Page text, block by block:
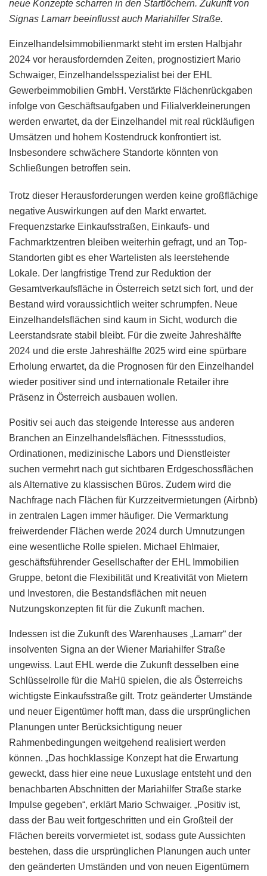
neue Konzepte scharren in den Startlöchern. Zukunft von
Signas Lamarr beeinflusst auch Mariahilfer Straße.
Einzelhandelsimmobilienmarkt steht im ersten Halbjahr
2024 vor herausfordernden Zeiten, prognostiziert Mario
Schwaiger, Einzelhandelsspezialist bei der EHL
Gewerbeimmobilien GmbH. Verstärkte Flächenrückgaben
infolge von Geschäftsaufgaben und Filialverkleinerungen
werden erwartet, da der Einzelhandel mit real rückläufigen
Umsätzen und hohem Kostendruck konfrontiert ist.
Insbesondere schwächere Standorte könnten von
Schließungen betroffen sein.
Trotz dieser Herausforderungen werden keine großflächige
negative Auswirkungen auf den Markt erwartet.
Frequenzstarke Einkaufsstraßen, Einkaufs- und
Fachmarktzentren bleiben weiterhin gefragt, und an Top-
Standorten gibt es eher Wartelisten als leerstehende
Lokale. Der langfristige Trend zur Reduktion der
Gesamtverkaufsfläche in Österreich setzt sich fort, und der
Bestand wird voraussichtlich weiter schrumpfen. Neue
Einzelhandelsflächen sind kaum in Sicht, wodurch die
Leerstandsrate stabil bleibt. Für die zweite Jahreshälfte
2024 und die erste Jahreshälfte 2025 wird eine spürbare
Erholung erwartet, da die Prognosen für den Einzelhandel
wieder positiver sind und internationale Retailer ihre
Präsenz in Österreich ausbauen wollen.
Positiv sei auch das steigende Interesse aus anderen
Branchen an Einzelhandelsflächen. Fitnessstudios,
Ordinationen, medizinische Labors und Dienstleister
suchen vermehrt nach gut sichtbaren Erdgeschossflächen
als Alternative zu klassischen Büros. Zudem wird die
Nachfrage nach Flächen für Kurzzeitvermietungen (Airbnb)
in zentralen Lagen immer häufiger. Die Vermarktung
freiwerdender Flächen werde 2024 durch Umnutzungen
eine wesentliche Rolle spielen. Michael Ehlmaier,
geschäftsführender Gesellschafter der EHL Immobilien
Gruppe, betont die Flexibilität und Kreativität von Mietern
und Investoren, die Bestandsflächen mit neuen
Nutzungskonzepten fit für die Zukunft machen.
Indessen ist die Zukunft des Warenhauses „Lamarr“ der
insolventen Signa an der Wiener Mariahilfer Straße
ungewiss. Laut EHL werde die Zukunft desselben eine
Schlüsselrolle für die MaHü spielen, die als Österreichs
wichtigste Einkaufsstraße gilt. Trotz geänderter Umstände
und neuer Eigentümer hofft man, dass die ursprünglichen
Planungen unter Berücksichtigung neuer
Rahmenbedingungen weitgehend realisiert werden
können. „Das hochklassige Konzept hat die Erwartung
geweckt, dass hier eine neue Luxuslage entsteht und den
benachbarten Abschnitten der Mariahilfer Straße starke
Impulse gegeben“, erklärt Mario Schwaiger. „Positiv ist,
dass der Bau weit fortgeschritten und ein Großteil der
Flächen bereits vorvermietet ist, sodass gute Aussichten
bestehen, dass die ursprünglichen Planungen auch unter
den geänderten Umständen und von neuen Eigentümern